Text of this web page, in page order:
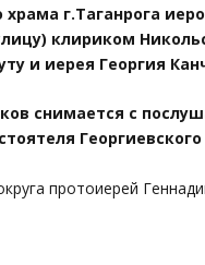
г.Таганрога
клириком
и иерея Георгия
снимается с
протоиерей